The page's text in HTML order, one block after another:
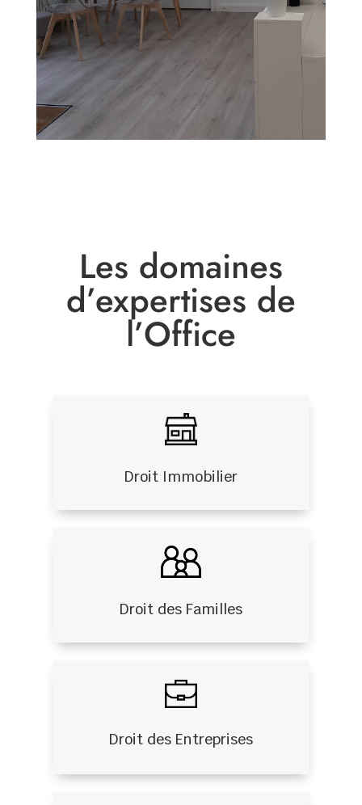
Les domaines
d’expertises de
l’Office
Droit Immobilier
Droit des Familles
Droit des Entreprises